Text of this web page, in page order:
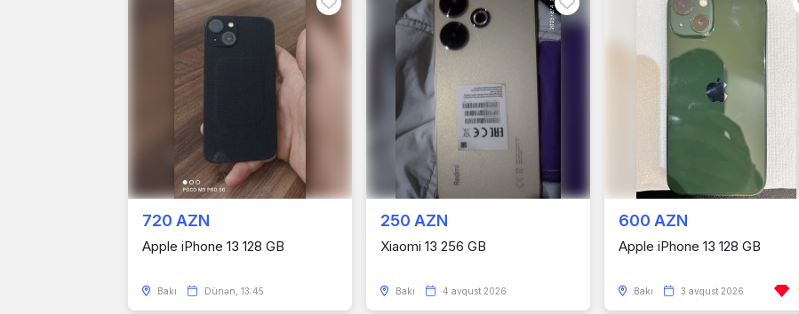
720 AZN
Apple iPhone 13 128 GB
Bakı Dünən, 13:45
250 AZN
Xiaomi 13 256 GB
Bakı 4 avqust 2026
600 AZN
Apple iPhone 13 128 GB
Bakı 3 avqust 2026